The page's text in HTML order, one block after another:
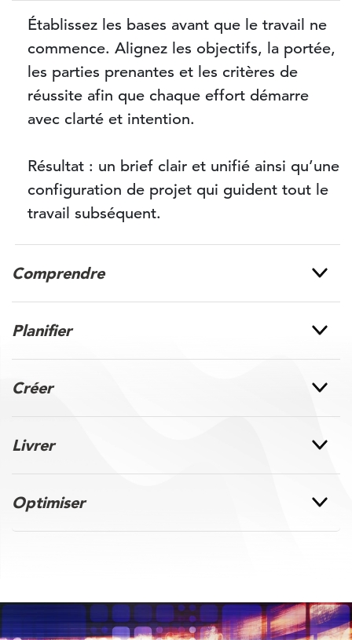
Établissez les bases avant que le travail ne
commence. Alignez les objectifs, la portée,
les parties prenantes et les critères de
réussite afin que chaque effort démarre
avec clarté et intention.
Résultat : un brief clair et unifié ainsi qu’une
configuration de projet qui guident tout le
travail subséquent.
Comprendre
Planifier
Créer
Livrer
Optimiser